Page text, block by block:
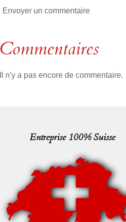
Envoyer un commentaire
Commentaires
Il n'y a pas encore de commentaire.
Entreprise 100% Suisse